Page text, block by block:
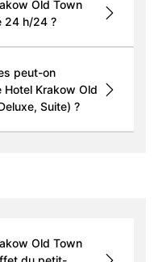
Old Town
24 h/24 ?
peut-on
Hotel Krakow Old
Suite) ?
Old Town